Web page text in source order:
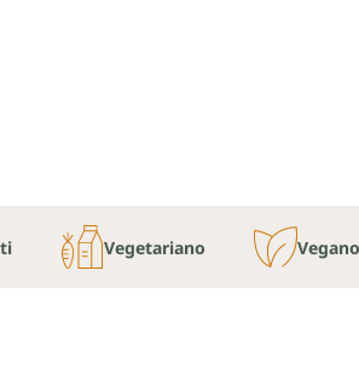
Vegetariano Vegano